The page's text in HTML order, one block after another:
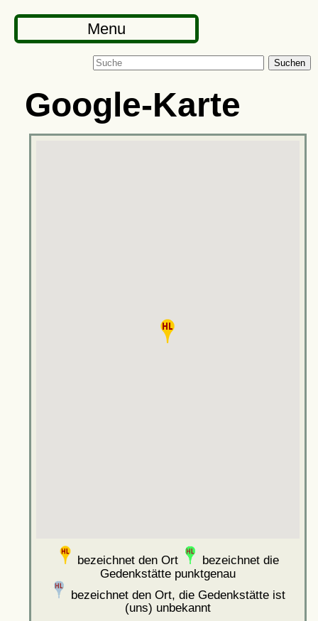
Menu
Suchen
Google-Karte
bezeichnet den Ort
bezeichnet die
Gedenkstätte punktgenau
bezeichnet den Ort, die Gedenkstätte ist
(uns) unbekannt